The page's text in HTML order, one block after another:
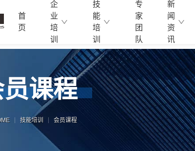
首
页
企
业
培
训
技
能
培
训
专
家
团
队
新
闻
资
讯
课程
技能培训 会员课程